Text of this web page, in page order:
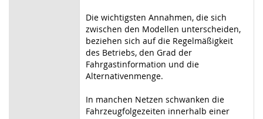
Die wichtigsten Annahmen, die sich
zwischen den Modellen unterscheiden,
beziehen sich auf die Regelmäßigkeit
des Betriebs, den Grad der
Fahrgastinformation und die
Alternativenmenge.
In manchen Netzen schwanken die
Fahrzeugfolgezeiten innerhalb einer